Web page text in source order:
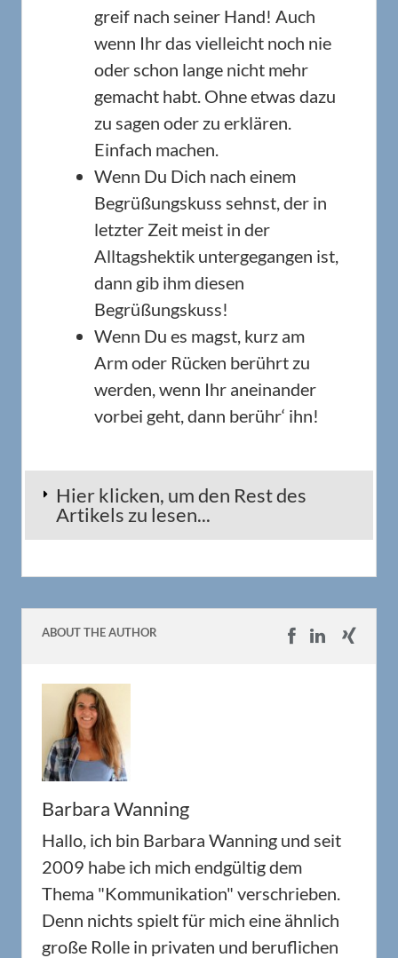
greif nach seiner Hand! Auch
wenn Ihr das vielleicht noch nie
oder schon lange nicht mehr
gemacht habt. Ohne etwas dazu
zu sagen oder zu erklären.
Einfach machen.
Wenn Du Dich nach einem
Begrüßungskuss sehnst, der in
letzter Zeit meist in der
Alltagshektik untergegangen ist,
dann gib ihm diesen
Begrüßungskuss!
Wenn Du es magst, kurz am
Arm oder Rücken berührt zu
werden, wenn Ihr aneinander
vorbei geht, dann berühr‘ ihn!
Hier klicken, um den Rest des
Artikels zu lesen...
ABOUT THE AUTHOR
Barbara Wanning
Hallo, ich bin Barbara Wanning und seit
2009 habe ich mich endgültig dem
Thema "Kommunikation" verschrieben.
Denn nichts spielt für mich eine ähnlich
große Rolle in privaten und beruflichen